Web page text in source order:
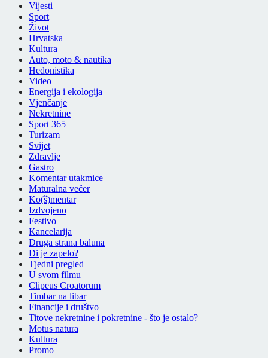
Vijesti
Sport
Život
Hrvatska
Kultura
Auto, moto & nautika
Hedonistika
Video
Energija i ekologija
Vjenčanje
Nekretnine
Sport 365
Turizam
Svijet
Zdravlje
Gastro
Komentar utakmice
Maturalna večer
Ko(š)mentar
Izdvojeno
Festivo
Kancelarija
Druga strana baluna
Di je zapelo?
Tjedni pregled
U svom filmu
Clipeus Croatorum
Timbar na libar
Financije i društvo
Titove nekretnine i pokretnine - što je ostalo?
Motus natura
Kultura
Promo